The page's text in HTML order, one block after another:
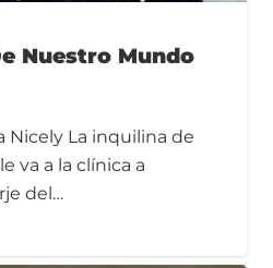
Nuestro Mundo
Nicely La inquilina de
va a la clínica a
del…